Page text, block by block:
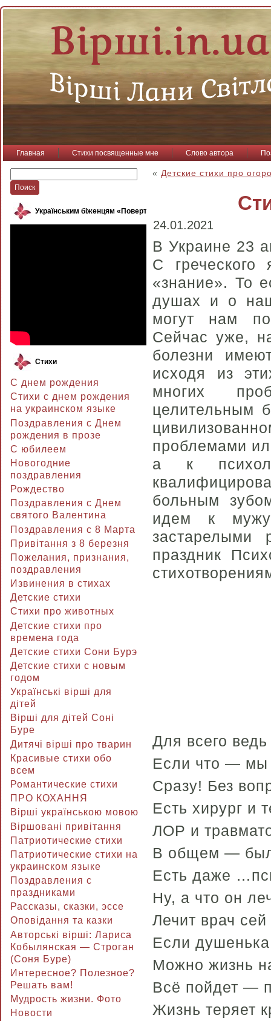
Главная Стихи посвященные мне Слово автора
Українським біженцям «Повертайся, пташко»
Стихи
С днем рождения
Стихи с днем рождения
на украинском языке
Поздравления с Днем
рождения в прозе
C юбилеем
Новогодние
поздравления
Рождество
Поздравления с Днем
святого Валентина
Поздравления с 8 Марта
Привітання з 8 березня
Пожелания, признания,
поздравления
Извинения в стихах
Детские стихи
Стихи про животных
Детские стихи про
времена года
Детские стихи Сони Бурэ
Детские стихи с новым
годом
Українські вірші для
дітей
Вірші для дітей Соні
Буре
Дитячі вірші про тварин
Красивые стихи обо
всем
Романтические стихи
ПРО КОХАННЯ
Вірші українською мовою
Віршовані привітання
Патриотические стихи
Патриотические стихи на
украинском языке
Поздравления с
праздниками
Рассказы, сказки, эссе
Оповідання та казки
Авторські вірші: Лариса
Кобылянская — Строган
(Соня Буре)
Интересное? Полезное?
Решать вам!
Мудрость жизни. Фото
Новости
« Детские стихи про
24.01.2021
В Украине 23
С
«знание». То
душах и о
могут нам
Сейчас уже,
болезни
исходя из
многих
целительным
проблемами
а к
больным
идем к
застарелыми
праздник
Для всего
Если что — мы
Сразу! Без
Есть хирург и
ЛОР и
В общем —
Есть даже
Ну, а что он
Лечит врач
Если
Можно жизнь
Всё пойдет —
Жизнь теряет